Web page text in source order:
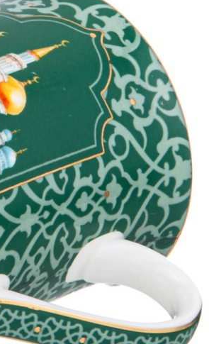
300 мл Lefard (85-1983)
с led-подсветкой 6.4х6,3х10,3 см